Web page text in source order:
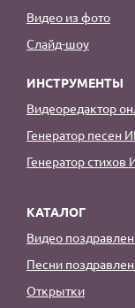
Видео из фото
Слайд-шоу
ИНСТРУМЕНТЫ
Видеоредактор
Генератор песен
Генератор стихов
КАТАЛОГ
Видео
Песни
Открытки